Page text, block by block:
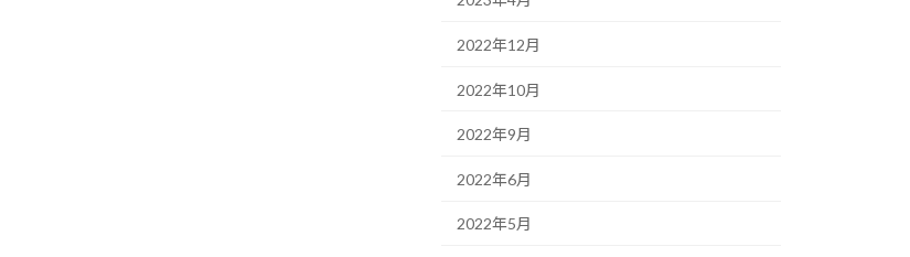
2022年12月
2022年10月
2022年9月
2022年6月
2022年5月